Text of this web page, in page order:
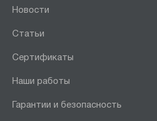
Новости
Статьи
Сертификаты
Наши работы
Гарантии и безопасность